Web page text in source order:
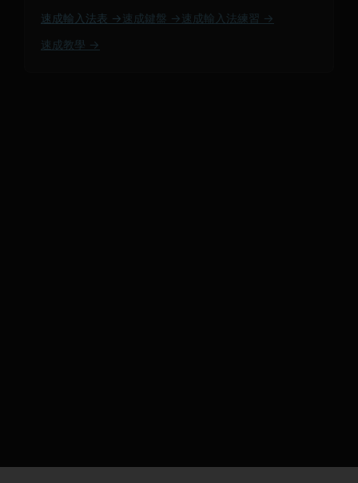
速成輸入法表 → 速成鍵盤 → 速成輸入法練習 →
速成教學 →